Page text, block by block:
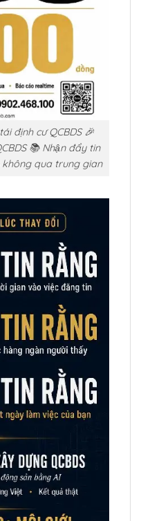
định cư QCBDS 🎉
📚 Nhận đẩy tin
qua trung gian